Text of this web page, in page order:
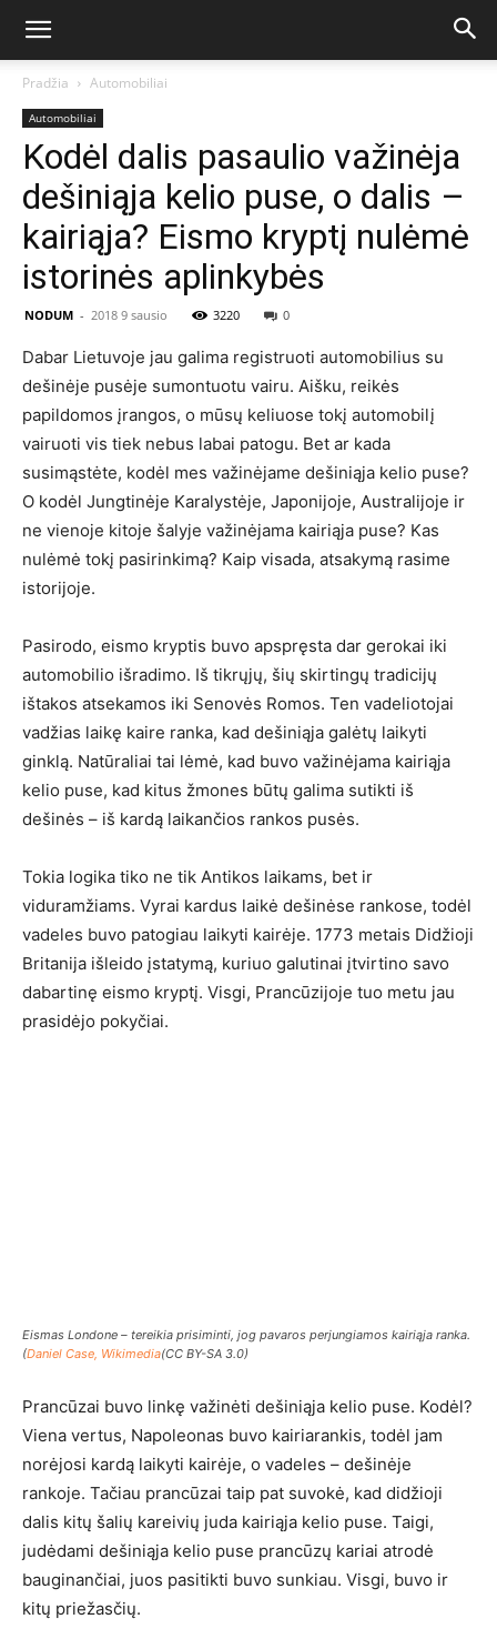
Pradžia Automobiliai
Automobiliai
Kodėl dalis pasaulio važinėja
dešiniąja kelio puse, o dalis –
kairiąja? Eismo kryptį nulėmė
istorinės aplinkybės
NODUM - 2018 9 sausio 3220 0
Dabar Lietuvoje jau galima registruoti automobilius su
dešinėje pusėje sumontuotu vairu. Aišku, reikės
papildomos įrangos, o mūsų keliuose tokį automobilį
vairuoti vis tiek nebus labai patogu. Bet ar kada
susimąstėte, kodėl mes važinėjame dešiniąja kelio puse?
O kodėl Jungtinėje Karalystėje, Japonijoje, Australijoje ir
ne vienoje kitoje šalyje važinėjama kairiąja puse? Kas
nulėmė tokį pasirinkimą? Kaip visada, atsakymą rasime
istorijoje.
Pasirodo, eismo kryptis buvo apspręsta dar gerokai iki
automobilio išradimo. Iš tikrųjų, šių skirtingų tradicijų
ištakos atsekamos iki Senovės Romos. Ten vadeliotojai
vadžias laikę kaire ranka, kad dešiniąja galėtų laikyti
ginklą. Natūraliai tai lėmė, kad buvo važinėjama kairiąja
kelio puse, kad kitus žmones būtų galima sutikti iš
dešinės – iš kardą laikančios rankos pusės.
Tokia logika tiko ne tik Antikos laikams, bet ir
viduramžiams. Vyrai kardus laikė dešinėse rankose, todėl
vadeles buvo patogiau laikyti kairėje. 1773 metais Didžioji
Britanija išleido įstatymą, kuriuo galutinai įtvirtino savo
dabartinę eismo kryptį. Visgi, Prancūzijoje tuo metu jau
prasidėjo pokyčiai.
Eismas Londone – tereikia prisiminti, jog pavaros perjungiamos kairiąja ranka.
(Daniel Case, Wikimedia(CC BY-SA 3.0)
Prancūzai buvo linkę važinėti dešiniąja kelio puse. Kodėl?
Viena vertus, Napoleonas buvo kairiarankis, todėl jam
norėjosi kardą laikyti kairėje, o vadeles – dešinėje
rankoje. Tačiau prancūzai taip pat suvokė, kad didžioji
dalis kitų šalių kareivių juda kairiąja kelio puse. Taigi,
judėdami dešiniąja kelio puse prancūzų kariai atrodė
bauginančiai, juos pasitikti buvo sunkiau. Visgi, buvo ir
kitų priežasčių.